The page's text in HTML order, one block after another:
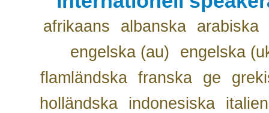
afrikaans albanska
arabiska
engelska (au)
engelska
flamländska franska ge
holländska
indonesiska